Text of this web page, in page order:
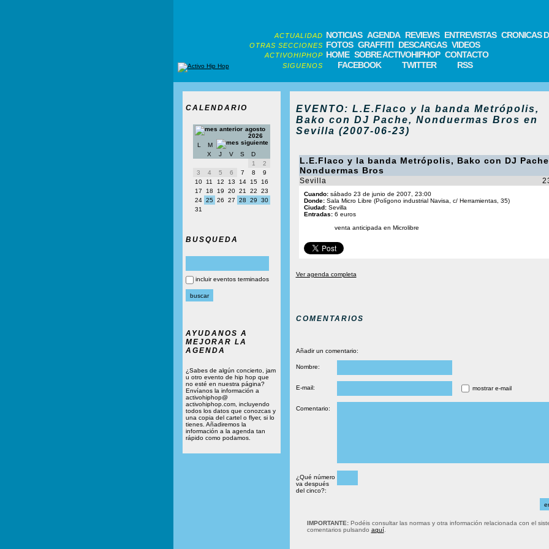
ACTUALIDAD NOTICIAS AGENDA REVIEWS ENTREVISTAS CRONICAS
OTRAS SECCIONES FOTOS GRAFFITI DESCARGAS VIDEOS
ACTIVOHIPHOP HOME SOBRE ACTIVOHIPHOP CONTACTO
SIGUENOS FACEBOOK TWITTER RSS
CALENDARIO
agosto
2026
L
M
X
J V S
D
1
2
3
4 5 6 7 8
9
10
11 12 13 14 15
16
17
18 19 20 21 22
23
24 25 26 27 28 29
30
31
BUSQUEDA
incluir eventos terminados
AYUDANOS A
MEJORAR LA
AGENDA
¿Sabes de algún concierto, jam
u otro evento de hip hop que
no esté en nuestra página?
Envíanos la información a
activohiphop@
activohiphop.com, incluyendo
todos los datos que conozcas y
una copia del cartel o flyer, si lo
tienes. Añadiremos la
información a la agenda tan
rápido como podamos.
EVENTO: L.E.Flaco y la banda Metrópolis,
Bako con DJ Pache, Nonduermas Bros en
Sevilla (2007-06-23)
L.E.Flaco y la banda Metrópolis, Bako con DJ
Nonduermas Bros
Sevilla
Cuando:sábado 23 de junio de 2007, 23:00
Donde:Sala Micro Libre (Polígono industrial Navisa, c/ Herramientas, 35)
Ciudad:Sevilla
Entradas: 6 euros
venta anticipada en Microlibre
Ver agenda completa
COMENTARIOS
Añadir un comentario:
Nombre:
E-mail: mostrar e-mail
Comentario:
¿Qué número
va después
del cinco?:
IMPORTANTE:Podéis consultar las normas y otra información relacionada con el
comentarios pulsando aquí.